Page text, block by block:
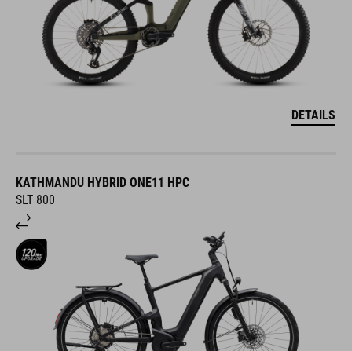
DETAILS
KATHMANDU HYBRID ONE11 HPC
SLT 800